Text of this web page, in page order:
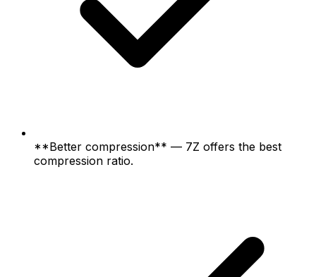
**Better compression** — 7Z offers the best
compression ratio.